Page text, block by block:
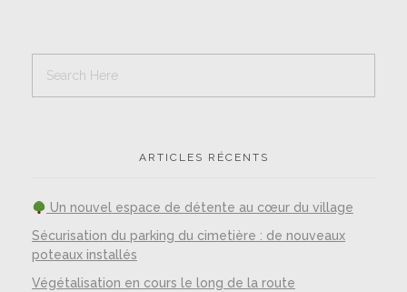
ARTICLES RÉCENTS
Un nouvel espace de détente au cœur du village
Sécurisation du parking du cimetière : de nouveaux
poteaux installés
Végétalisation en cours le long de la route